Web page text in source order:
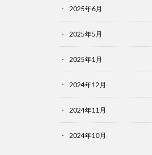
2025年6月
2025年5月
2025年1月
2024年12月
2024年11月
2024年10月